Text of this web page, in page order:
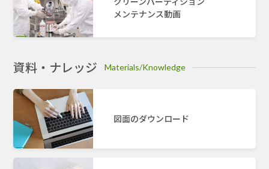
メンテナンス動画
資料・ナレッジ Materials/Knowledge
図面のダウンロード